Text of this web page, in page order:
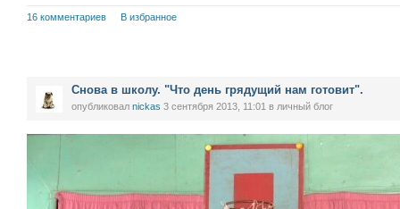
16 комментариев В избранное
Снова в школу. "Что день грядущий нам готовит".
опубликовал nickas 3 сентября 2013, 11:01 в личный блог